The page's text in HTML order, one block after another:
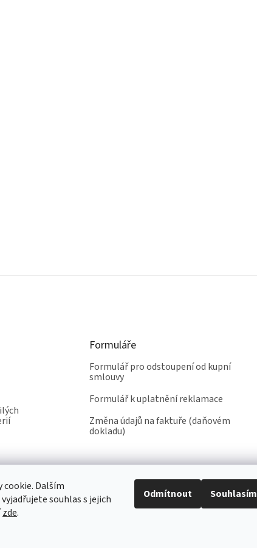
cookie. Dalším
souhlas s jejich
zde.
Odmítnout Souhlasím
Formuláře
Formulář pro odstoupení od kupní
smlouvy
Formulář k uplatnění reklamace
Změna údajů na faktuře (daňovém
dokladu)